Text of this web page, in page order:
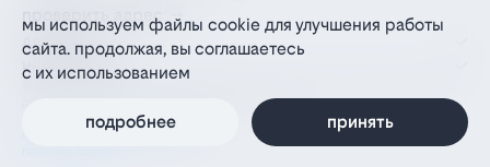
проверить адрес
для дома
информация
действующий на основании агентского договора
политика персональных данных
политика конфиденциальности
мы используем файлы cookie для улучшения работы
сайта. продолжая, вы соглашаетесь
с их использованием
подробнее принять